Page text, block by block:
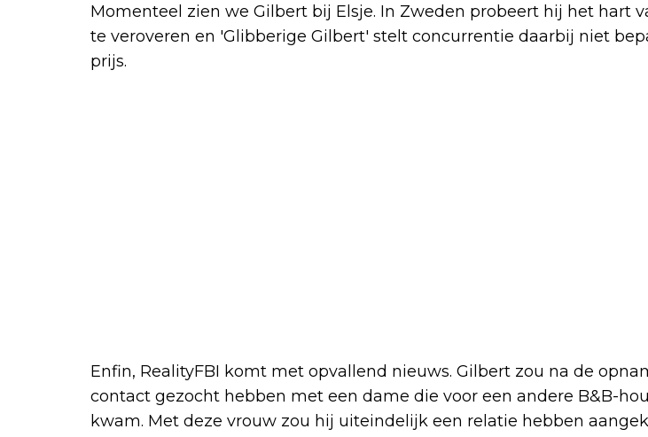
Momenteel zien we Gilbert bij Elsje. In Zweden probeert hij het hart
te veroveren en 'Glibberige Gilbert' stelt concurrentie daarbij niet
prijs.
Enfin, RealityFBI komt met opvallend nieuws. Gilbert zou na de
contact gezocht hebben met een dame die voor een andere B&B-
kwam. Met deze vrouw zou hij uiteindelijk een relatie hebben